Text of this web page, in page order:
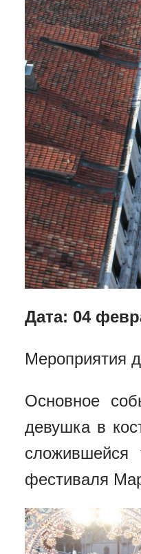
Дата: 04
Мероприятия
Основное
девушка в
сложившейся
фестиваля